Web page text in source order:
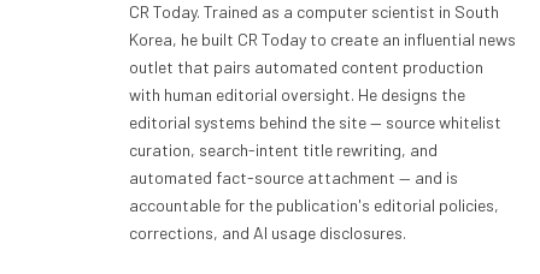
CR Today. Trained as a computer scientist in South
Korea, he built CR Today to create an influential news
outlet that pairs automated content production
with human editorial oversight. He designs the
editorial systems behind the site — source whitelist
curation, search-intent title rewriting, and
automated fact-source attachment — and is
accountable for the publication's editorial policies,
corrections, and AI usage disclosures.